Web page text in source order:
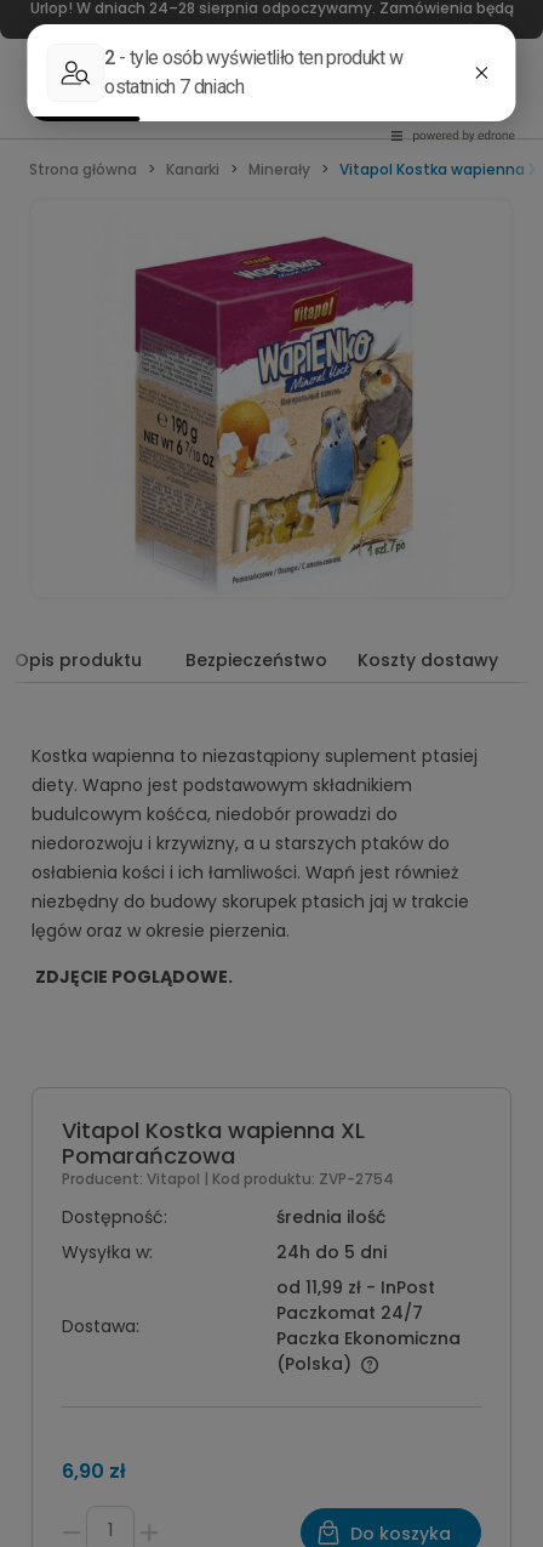
Urlop! W dniach 24–28 sierpnia odpoczywamy. Zamówienia będą
realizowane od 31 sierpnia. Dziękujemy za wyrozumiałość!
Strona główna Kanarki Minerały Vitapol Kostka wapienna
Opis produktu Bezpieczeństwo Koszty dostawy
Kostka wapienna to niezastąpiony suplement ptasiej
diety. Wapno jest podstawowym składnikiem
budulcowym kośćca, niedobór prowadzi do
niedorozwoju i krzywizny, a u starszych ptaków do
osłabienia kości i ich łamliwości. Wapń jest również
niezbędny do budowy skorupek ptasich jaj w trakcie
lęgów oraz w okresie pierzenia.
ZDJĘCIE POGLĄDOWE.
Vitapol Kostka wapienna XL
Pomarańczowa
Producent: Vitapol | Kod produktu: ZVP-2754
Dostępność:
średnia ilość
Wysyłka w:
24h do 5 dni
Dostawa:
od 11,99 zł - InPost
Paczkomat 24/7
Paczka Ekonomiczna
(Polska)
6,90 zł
Do koszyka